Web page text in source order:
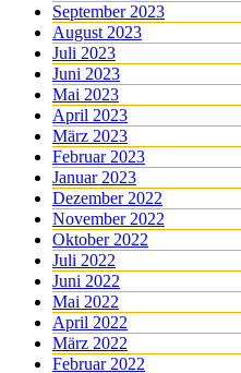
September 2023
August 2023
Juli 2023
Juni 2023
Mai 2023
April 2023
März 2023
Februar 2023
Januar 2023
Dezember 2022
November 2022
Oktober 2022
Juli 2022
Juni 2022
Mai 2022
April 2022
März 2022
Februar 2022